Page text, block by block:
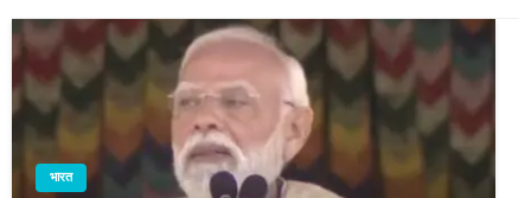
भारत